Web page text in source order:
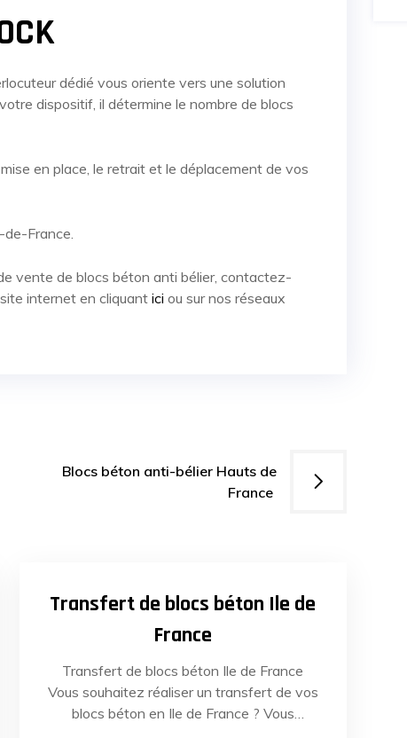
dédié vous oriente vers une solution
dispositif, il détermine le nombre de blocs
en place, le retrait et le déplacement de vos
de-France.
vente de blocs béton anti bélier, contactez-
internet en cliquant ici ou sur nos réseaux
Blocs béton anti-bélier Hauts de
France
Transfert de blocs béton Ile de
France
Transfert de blocs béton Ile de France
Vous souhaitez réaliser un transfert de vos
blocs béton en Ile de France ? Vous